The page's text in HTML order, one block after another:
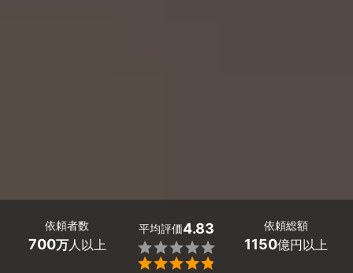
依頼者数
700万人以上
平均評価4.83


依頼総額
1150億円以上